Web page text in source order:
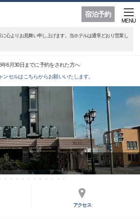
宿泊予約
MENU
心よりお見舞い申し上げます。当ホテルは通常どおり営業し
年6月30日までに予約をされた方へ
ンセルはこちらからお願いいたします。
アクセス